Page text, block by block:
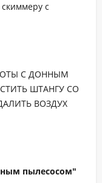
с
С ДОННЫМ
ШТАНГУ СО
ВОЗДУХ
пылесосом"